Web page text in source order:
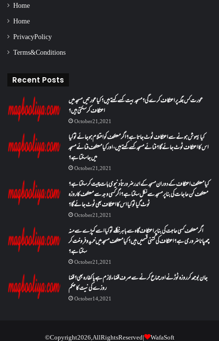
Home
Home
Privacy Policy
Terms & Conditions
Recent Posts
عورت کس جگہ پر اعتکاف کرے گی؟مسجد بیت کسے کہتے ہیں؟کیا عورتیں مسجد میں
اعتکاف کر سکتی ہیں؟
October 21, 2021
کیا بیہوش ہونے سے اعتکاف ٹوٹ جاتا ہے؟ اگر معتکف کو احتلام ہو جائے تو کیا
اس کا اعتکاف ٹوٹ جائے گا؟فنائے مسجد کسے کہتے ہیں ، اور کیا معتکف فنائے مسجد
میں جا سکتا ہے؟
October 21, 2021
کیا معتکف اعتکاف کے دوران مسجد کے اندر ضرورتاً دنیوی بات چیت کر سکتا ہے؟
معتکف کن حاجات کی بنا پر مسجد سے نکل سکتا ہے؟ اگر کسی وجہ سے معتکف کا روزہ
ٹوٹ گیا تو کیا اس کا اعتکاف بھی ٹوٹ جائے گا؟
October 21, 2021
اگر معتکف کسی حاجت کی بنا پر اعتکاف گاہ سے باہر نکلے تو کیا اسے کپڑے سے منہ
چھپانا ضروری ہے؟اعتکاف کی کتنی قسمیں ہیں؟کیا معتکف مسجد میں خرید و فروخت کر
سکتا ہے؟
October 21, 2021
جان بوجھ کر روزہ ٹوڑنے اور جماع کرنے سے صرف قضاء لازم ہے یا کفارہ بھی؟ قضا
روزے کی نیت کا حکم
October 14, 2021
© Copyright 2026, All Rights Reserved | WafaSoft